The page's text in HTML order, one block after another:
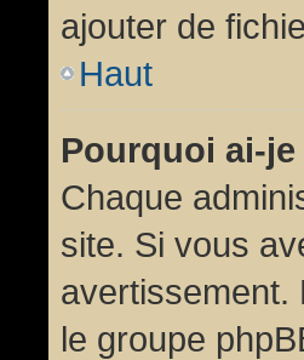
ajouter de
Haut
Pourquoi ai-
Chaque
site. Si vous
avertissement.
le groupe